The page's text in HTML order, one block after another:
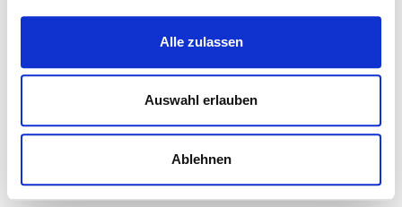
Alle zulassen
Auswahl erlauben
Ablehnen